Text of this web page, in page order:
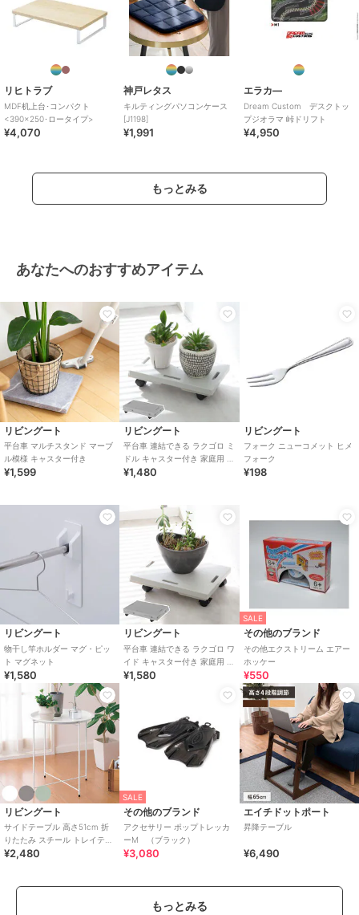
リヒトラブ
MDF机上台･コンパクト
<390×250･ロータイプ>
¥4,070
神戸レタス
キルティングパソコンケース
[J1198]
¥1,991
エラカ―
Dream Custom デスクトッ
プジオラマ 峠ドリフト
¥4,950
もっとみる
あなたへのおすすめアイテム
リビングート
平台車 マルチスタンド マーブ
ル模様 キャスター付き
¥1,599
リビングート
平台車 連結できる ラクゴロ ミ
ドル キャスター付き 家庭用 幅
19.1cm
¥1,480
リビングート
フォーク ニューコメット ヒメ
フォーク
¥198
リビングート
物干し竿ホルダー マグ・ピッ
ト マグネット
¥1,580
リビングート
平台車 連結できる ラクゴロ ワ
イド キャスター付き 家庭用 幅
23.6cm
¥1,580
SALE
その他のブランド
その他エクストリーム エアー
ホッケー
¥550
リビングート
サイドテーブル 高さ51cm 折
りたたみ スチール トレイテー
ブル
¥2,480
SALE
その他のブランド
アクセサリー ポップトレッカ
ーM （ブラック）
¥3,080
エイチドットポート
昇降テーブル
¥6,490
もっとみる